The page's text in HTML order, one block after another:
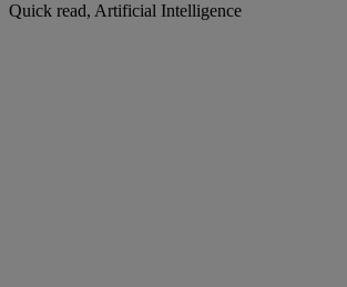
Quick read, Artificial Intelligence